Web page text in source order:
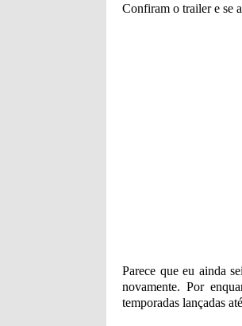
Confiram o trailer e se
Parece que eu ainda
novamente. Por
temporadas lançadas